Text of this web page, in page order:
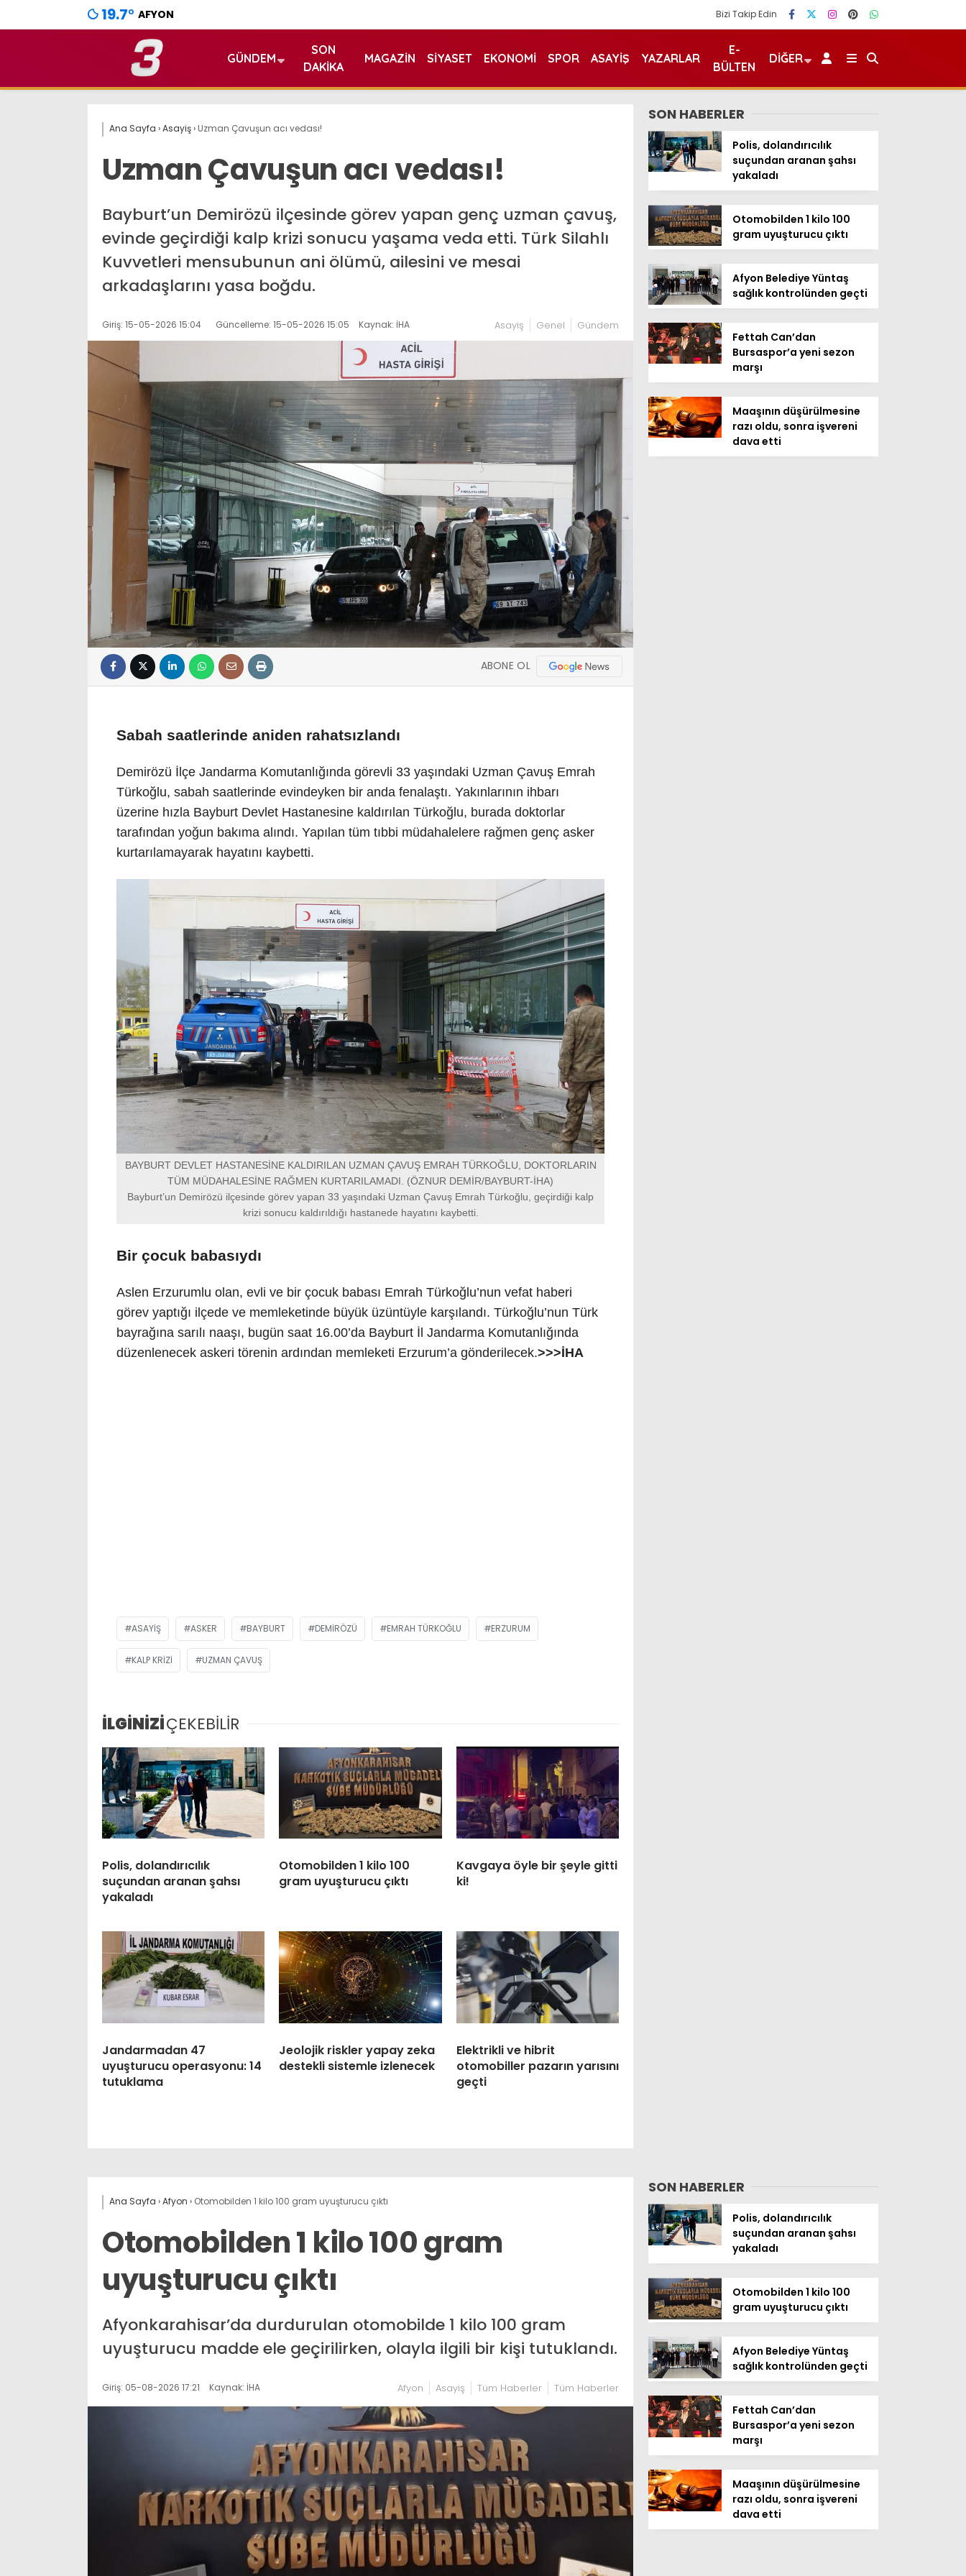
19.7° AFYON Bizi Takip Edin
GÜNDEM
SON
DAKIKA
MAGAZIN SIYASET EKONOMI SPOR ASAYIŞ YAZARLAR
E-
BÜLTEN
DIĞER
Ana Sayfa ›Asayiş› Uzman Çavuşun acı vedası!
Uzman Çavuşun acı vedası!
Bayburt’un Demirözü ilçesinde görev yapan genç uzman çavuş,
evinde geçirdiği kalp krizi sonucu yaşama veda etti. Türk Silahlı
Kuvvetleri mensubunun ani ölümü, ailesini ve mesai
arkadaşlarını yasa boğdu.
Giriş: 15-05-2026 15:04 Güncelleme: 15-05-2026 15:05 Kaynak: İHA Asayiş Genel Gündem
ABONE OL
Sabah saatlerinde aniden rahatsızlandı
Demirözü İlçe Jandarma Komutanlığında görevli 33 yaşındaki Uzman Çavuş Emrah
Türkoğlu, sabah saatlerinde evindeyken bir anda fenalaştı. Yakınlarının ihbarı
üzerine hızla Bayburt Devlet Hastanesine kaldırılan Türkoğlu, burada doktorlar
tarafından yoğun bakıma alındı. Yapılan tüm tıbbi müdahalelere rağmen genç asker
kurtarılamayarak hayatını kaybetti.
BAYBURT DEVLET HASTANESİNE KALDIRILAN UZMAN ÇAVUŞ EMRAH TÜRKOĞLU, DOKTORLARIN
TÜM MÜDAHALESİNE RAĞMEN KURTARILAMADI. (ÖZNUR DEMİR/BAYBURT-İHA)
Bayburt’un Demirözü ilçesinde görev yapan 33 yaşındaki Uzman Çavuş Emrah Türkoğlu, geçirdiği kalp
krizi sonucu kaldırıldığı hastanede hayatını kaybetti.
Bir çocuk babasıydı
Aslen Erzurumlu olan, evli ve bir çocuk babası Emrah Türkoğlu’nun vefat haberi
görev yaptığı ilçede ve memleketinde büyük üzüntüyle karşılandı. Türkoğlu’nun Türk
bayrağına sarılı naaşı, bugün saat 16.00’da Bayburt İl Jandarma Komutanlığında
düzenlenecek askeri törenin ardından memleketi Erzurum’a gönderilecek.>>>İHA
ASAYIŞ ASKER BAYBURT DEMIRÖZÜ EMRAH TÜRKOĞLU ERZURUM
KALP KRIZI UZMAN ÇAVUŞ
İLGİNİZİÇEKEBİLİR
Polis, dolandırıcılık
suçundan aranan şahsı
yakaladı
Otomobilden 1 kilo 100
gram uyuşturucu çıktı
Kavgaya öyle bir şeyle gitti
ki!
Jandarmadan 47
uyuşturucu operasyonu: 14
tutuklama
Jeolojik riskler yapay zeka
destekli sistemle izlenecek
Elektrikli ve hibrit
otomobiller pazarın yarısını
geçti
SON HABERLER
Polis, dolandırıcılık
suçundan aranan şahsı
yakaladı
Otomobilden 1 kilo 100
gram uyuşturucu çıktı
Afyon Belediye Yüntaş
sağlık kontrolünden geçti
Fettah Can’dan
Bursaspor’a yeni sezon
marşı
Maaşının düşürülmesine
razı oldu, sonra işvereni
dava etti
Ana Sayfa ›Afyon › Otomobilden 1 kilo 100 gram uyuşturucu çıktı
Otomobilden 1 kilo 100 gram
uyuşturucu çıktı
Afyonkarahisar’da durdurulan otomobilde 1 kilo 100 gram
uyuşturucu madde ele geçirilirken, olayla ilgili bir kişi tutuklandı.
Giriş: 05-08-2026 17:21 Kaynak: İHA Afyon Asayiş Tüm Haberler Tüm Haberler
SON HABERLER
Polis, dolandırıcılık
suçundan aranan şahsı
yakaladı
Otomobilden 1 kilo 100
gram uyuşturucu çıktı
Afyon Belediye Yüntaş
sağlık kontrolünden geçti
Fettah Can’dan
Bursaspor’a yeni sezon
marşı
Maaşının düşürülmesine
razı oldu, sonra işvereni
dava etti